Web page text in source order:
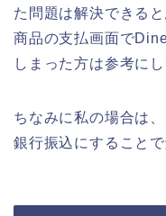
た問題は解決できる
商品の支払画面で
しまった方は参考に
ちなみに私の場合は
銀行振込にすること